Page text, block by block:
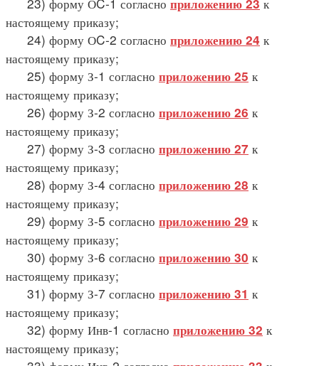
настоящему приказу;
24) форму ОC-2 согласно приложению 24 к
настоящему приказу;
25) форму З-1 согласно приложению 25 к
настоящему приказу;
26) форму З-2 согласно приложению 26 к
настоящему приказу;
27) форму З-3 согласно приложению 27 к
настоящему приказу;
28) форму З-4 согласно приложению 28 к
настоящему приказу;
29) форму З-5 согласно приложению 29 к
настоящему приказу;
30) форму З-6 согласно приложению 30 к
настоящему приказу;
31) форму З-7 согласно приложению 31 к
настоящему приказу;
32) форму Инв-1 согласно приложению 32 к
настоящему приказу;